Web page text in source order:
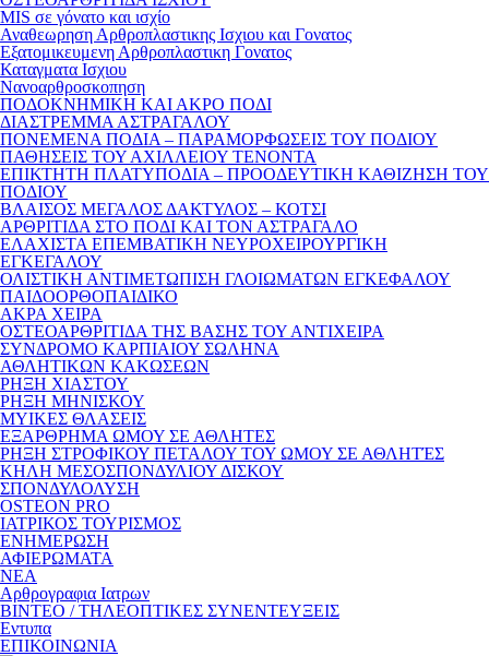
MIS σε γόνατο και ισχίο
Αναθεωρηση Αρθροπλαστικης Ισχιου και Γονατος
Εξατομικευμενη Αρθροπλαστικη Γονατος
Καταγματα Ισχιου
Νανοαρθροσκοπηση
ΠΟΔΟΚΝΗΜΙΚΗ ΚΑΙ ΑΚΡΟ ΠΟΔΙ
ΔΙΑΣΤΡΕΜΜΑ ΑΣΤΡΑΓΑΛΟΥ
ΠΟΝΕΜΕΝΑ ΠΟΔΙΑ – ΠΑΡΑΜΟΡΦΩΣΕΙΣ ΤΟΥ ΠΟΔΙΟΥ
ΠΑΘΗΣΕΙΣ ΤΟΥ ΑΧΙΛΛΕΙΟΥ ΤΕΝΟΝΤΑ
ΕΠΙΚΤΗΤΗ ΠΛΑΤΥΠΟΔΙΑ – ΠΡΟΟΔΕΥΤΙΚΗ ΚΑΘΙΖΗΣΗ ΤΟΥ
ΠΟΔΙΟΥ
ΒΛΑΙΣΟΣ ΜΕΓΑΛΟΣ ΔΑΚΤΥΛΟΣ – ΚΟΤΣΙ
ΑΡΘΡΙΤΙΔΑ ΣΤΟ ΠΟΔΙ ΚΑΙ ΤΟΝ ΑΣΤΡΑΓΑΛΟ
ΕΛΑΧΙΣΤΑ ΕΠΕΜΒΑΤΙΚΗ ΝΕΥΡΟΧΕΙΡΟΥΡΓΙΚΗ
ΕΓΚΕΓΑΛΟΥ
ΟΛΙΣΤΙΚΗ ΑΝΤΙΜΕΤΩΠΙΣΗ ΓΛΟΙΩΜΑΤΩΝ ΕΓΚΕΦΑΛΟΥ
ΠΑΙΔΟΟΡΘΟΠΑΙΔΙΚΟ
ΑΚΡΑ ΧΕΙΡΑ
ΟΣΤΕΟΑΡΘΡΙΤΙΔΑ ΤΗΣ ΒΑΣΗΣ ΤΟΥ ΑΝΤΙΧΕΙΡΑ
ΣΥΝΔΡΟΜΟ ΚΑΡΠΙΑΙΟΥ ΣΩΛΗΝΑ
ΑΘΛΗΤΙΚΩΝ ΚΑΚΩΣΕΩΝ
ΡΗΞΗ ΧΙΑΣΤΟΥ
ΡΗΞΗ ΜΗΝΙΣΚΟΥ
ΜΥΙΚΕΣ ΘΛΑΣΕΙΣ
ΕΞΑΡΘΡΗΜΑ ΩΜΟΥ ΣΕ ΑΘΛΗΤΕΣ
ΡΗΞΗ ΣΤΡΟΦΙΚΟΥ ΠΕΤΑΛΟΥ ΤΟΥ ΩΜΟΥ ΣΕ ΑΘΛΗΤΈΣ
ΚΗΛΗ ΜΕΣΟΣΠΟΝΔΥΛΙΟΥ ΔΙΣΚΟΥ
ΣΠΟΝΔΥΛΟΛΥΣΗ
OSTEON PRO
ΙΑΤΡΙΚΟΣ ΤΟΥΡΙΣΜΟΣ
ΕΝΗΜΕΡΩΣΗ
ΑΦΙΕΡΩΜΑΤΑ
ΝΕΑ
Αρθρογραφια Ιατρων
ΒΙΝΤΕΟ / ΤΗΛΕΟΠΤΙΚΕΣ ΣΥΝΕΝΤΕΥΞΕΙΣ
Εντυπα
ΕΠΙΚΟΙΝΩΝΙΑ